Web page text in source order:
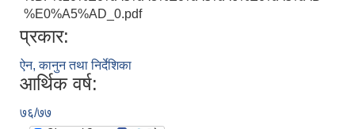
%E0%A5%AD_0.pdf
प्रकार:
ऐन, कानुन तथा निर्देशिका
आर्थिक वर्ष:
७६/७७